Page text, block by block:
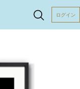
ログイン